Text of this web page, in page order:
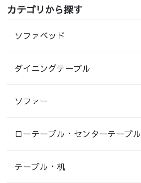
カテゴリから探す
ソファベッド
ダイニングテーブル
ソファー
ローテーブル・センターテーブル
テーブル・机